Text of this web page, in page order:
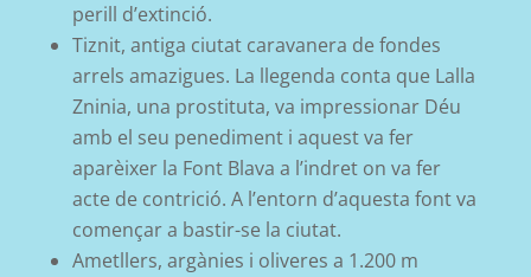
perill d’extinció.
Tiznit, antiga ciutat caravanera de fondes
arrels amazigues. La llegenda conta que Lalla
Zninia, una prostituta, va impressionar Déu
amb el seu penediment i aquest va fer
aparèixer la Font Blava a l’indret on va fer
acte de contrició. A l’entorn d’aquesta font va
començar a bastir-se la ciutat.
Ametllers, argànies i oliveres a 1.200 m